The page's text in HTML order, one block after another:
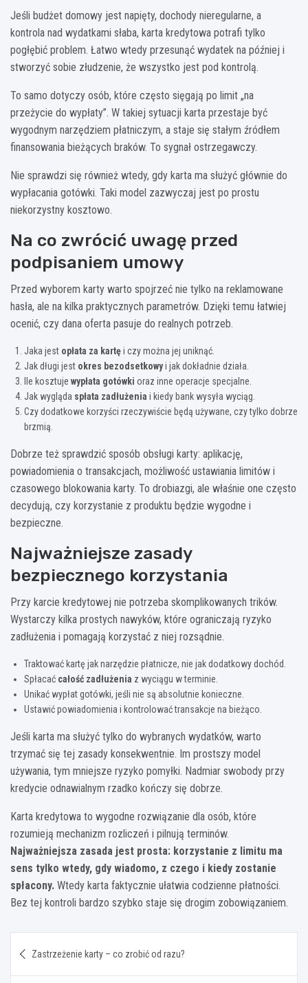
Jeśli budżet domowy jest napięty, dochody nieregularne, a
kontrola nad wydatkami słaba, karta kredytowa potrafi tylko
pogłębić problem. Łatwo wtedy przesunąć wydatek na później i
stworzyć sobie złudzenie, że wszystko jest pod kontrolą.
To samo dotyczy osób, które często sięgają po limit „na
przeżycie do wypłaty”. W takiej sytuacji karta przestaje być
wygodnym narzędziem płatniczym, a staje się stałym źródłem
finansowania bieżących braków. To sygnał ostrzegawczy.
Nie sprawdzi się również wtedy, gdy karta ma służyć głównie do
wypłacania gotówki. Taki model zazwyczaj jest po prostu
niekorzystny kosztowo.
Na co zwrócić uwagę przed
podpisaniem umowy
Przed wyborem karty warto spojrzeć nie tylko na reklamowane
hasła, ale na kilka praktycznych parametrów. Dzięki temu łatwiej
ocenić, czy dana oferta pasuje do realnych potrzeb.
Jaka jest opłata za kartęi czy można jej uniknąć.
Jak długi jest okres bezodsetkowyi jak dokładnie działa.
Ile kosztuje wypłata gotówki oraz inne operacje specjalne.
Jak wygląda spłata zadłużenia i kiedy bank wysyła wyciąg.
Czy dodatkowe korzyści rzeczywiście będą używane, czy tylko dobrze
brzmią.
Dobrze też sprawdzić sposób obsługi karty: aplikację,
powiadomienia o transakcjach, możliwość ustawiania limitów i
czasowego blokowania karty. To drobiazgi, ale właśnie one często
decydują, czy korzystanie z produktu będzie wygodne i
bezpieczne.
Najważniejsze zasady
bezpiecznego korzystania
Przy karcie kredytowej nie potrzeba skomplikowanych trików.
Wystarczy kilka prostych nawyków, które ograniczają ryzyko
zadłużenia i pomagają korzystać z niej rozsądnie.
Traktować kartę jak narzędzie płatnicze, nie jak dodatkowy dochód.
Spłacać całość zadłużenia z wyciągu w terminie.
Unikać wypłat gotówki, jeśli nie są absolutnie konieczne.
Ustawić powiadomienia i kontrolować transakcje na bieżąco.
Jeśli karta ma służyć tylko do wybranych wydatków, warto
trzymać się tej zasady konsekwentnie. Im prostszy model
używania, tym mniejsze ryzyko pomyłki. Nadmiar swobody przy
kredycie odnawialnym rzadko kończy się dobrze.
Karta kredytowa to wygodne rozwiązanie dla osób, które
rozumieją mechanizm rozliczeń i pilnują terminów.
Najważniejsza zasada jest prosta: korzystanie z limitu ma
sens tylko wtedy, gdy wiadomo, z czego i kiedy zostanie
spłacony. Wtedy karta faktycznie ułatwia codzienne płatności.
Bez tej kontroli bardzo szybko staje się drogim zobowiązaniem.
wpisu
Zastrzeżenie karty – co zrobić od razu?